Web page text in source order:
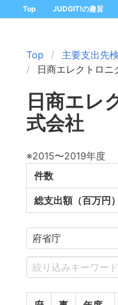
Top JUDGIT!の趣旨
Top
主要支出先
日商エレクトロニ
日商エレ
式会社
※2015〜2019年度
件数
総支出額（百万円）